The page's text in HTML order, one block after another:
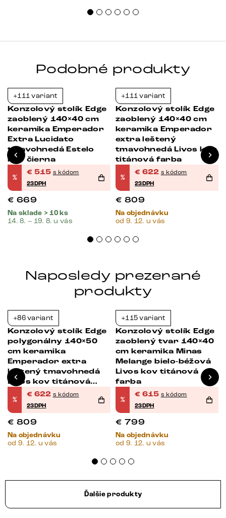
Podobné produkty
+111 variant
Konzolový stolík Edge
zaoblený 140×40 cm
keramika Emperador
Extra Lucidato
tmavohnedá Estelo
kov čierna
%
€ 515 s kódom
23DPH
€ 669
Na sklade > 10 ks
14. 8. – 19. 8. u vás
+111 variant
Konzolový stolík Edge
zaoblený 140×40 cm
keramika Emperador
extra leštený
tmavohnedá Livos kov
titánová farba
%
€ 622 s kódom
23DPH
€ 809
Na objednávku
od 9. 12. u vás
Naposledy prezerané
produkty
+86 variant
Konzolový stolík Edge
polygonálny 140×50
cm keramika
Emperador extra
leštený tmavohnedá
Livos kov titánová
farba
%
€ 622 s kódom
23DPH
€ 809
Na objednávku
od 9. 12. u vás
+115 variant
Konzolový stolík Edge
zaoblený tvar 140×40
cm keramika Minas
Melange bielo-béžová
Livos kov titánová
farba
%
€ 615 s kódom
23DPH
€ 799
Na objednávku
od 9. 12. u vás
Ďalšie produkty